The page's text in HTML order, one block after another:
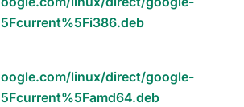
linux/direct/google-